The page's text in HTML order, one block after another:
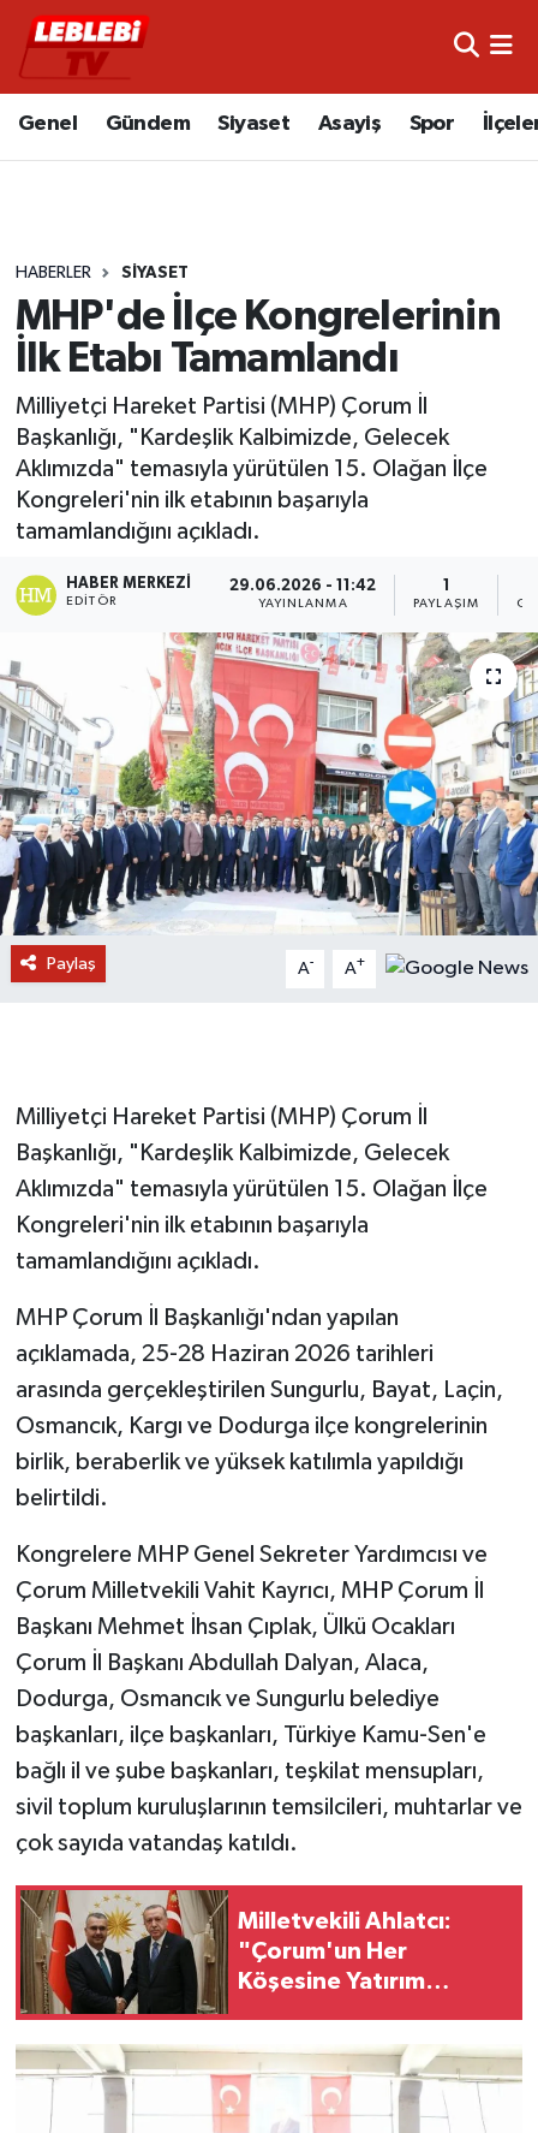
Genel Gündem Siyaset Asayiş Spor
HABERLER SIYASET
MHP'de İlçe Kongrelerinin
İlk Etabı Tamamlandı
Milliyetçi Hareket Partisi (MHP) Çorum İl
Başkanlığı, "Kardeşlik Kalbimizde, Gelecek
Aklımızda" temasıyla yürütülen 15. Olağan İlçe
Kongreleri'nin ilk etabının başarıyla
tamamlandığını açıkladı.
HABER MERKEZI
EDITÖR
29.06.2026 - 11:42
YAYINLANMA
1
PAYLAŞIM
Paylaş A- A+
Milliyetçi Hareket Partisi (MHP) Çorum İl
Başkanlığı, "Kardeşlik Kalbimizde, Gelecek
Aklımızda" temasıyla yürütülen 15. Olağan İlçe
Kongreleri'nin ilk etabının başarıyla
tamamlandığını açıkladı.
MHP Çorum İl Başkanlığı'ndan yapılan
açıklamada, 25-28 Haziran 2026 tarihleri
arasında gerçekleştirilen Sungurlu, Bayat, Laçin,
Osmancık, Kargı ve Dodurga ilçe kongrelerinin
birlik, beraberlik ve yüksek katılımla yapıldığı
belirtildi.
Kongrelere MHP Genel Sekreter Yardımcısı ve
Çorum Milletvekili Vahit Kayrıcı, MHP Çorum İl
Başkanı Mehmet İhsan Çıplak, Ülkü Ocakları
Çorum İl Başkanı Abdullah Dalyan, Alaca,
Dodurga, Osmancık ve Sungurlu belediye
başkanları, ilçe başkanları, Türkiye Kamu-Sen'e
bağlı il ve şube başkanları, teşkilat mensupları,
sivil toplum kuruluşlarının temsilcileri, muhtarlar ve
çok sayıda vatandaş katıldı.
Milletvekili Ahlatcı:
"Çorum'un Her
Köşesine Yatırım
Hava Durumu
Süper Lig Puan Durumu ve Fikstür
Tüm Manşetler
Son Dakika Haberleri
Haber Arşivi